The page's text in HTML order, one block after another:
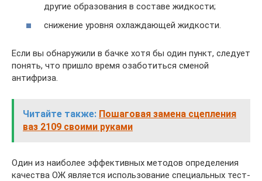
другие образования в составе жидкости;
снижение уровня охлаждающей жидкости.
Если вы обнаружили в бачке хотя бы один пункт, следует
понять, что пришло время озаботиться сменой
антифриза.
Читайте также: Пошаговая замена сцепления
ваз 2109 своими руками
Один из наиболее эффективных методов определения
качества ОЖ является использование специальных тест-